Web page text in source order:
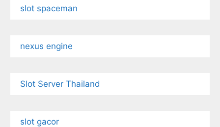
slot spaceman
nexus engine
Slot Server Thailand
slot gacor